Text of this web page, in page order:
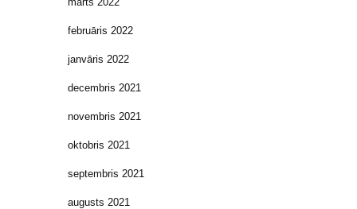
februāris 2022
janvāris 2022
decembris 2021
novembris 2021
oktobris 2021
septembris 2021
augusts 2021